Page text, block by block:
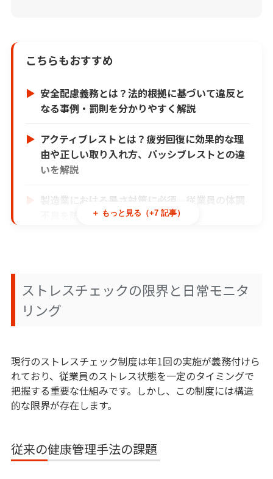
こちらもおすすめ
安全配慮義務とは？法的根拠に基づいて違反と
なる事例・罰則を分かりやすく解説
アクティブレストとは？疲労回復に効果的な理
由や正しい取り入れ方、パッシブレストとの違
いを解説
製造業における暑さ対策に必須、従業員の体調
不良を防ぐ具体策を紹介
ナレッジマイニングとは？AI活用で実現する社
内検索と業務効率化の新常識
QCD +S（安全衛生）とは？｜作業員の安全と
健康の可視化で生産管理が変わる、活用法と成
功事例を紹介
QCDSEとは？｜Safety（安全）と
Environment（作業環境）を軸とした新たな現
＋ もっと見る（+7 記事）
ストレスチェックの限界と日常モニタ
リング
現行のストレスチェック制度は年1回の実施が義務付けら
れており、従業員のストレス状態を一定のタイミングで
把握する重要な仕組みです。しかし、この制度には構造
的な限界が存在します。
従来の健康管理手法の課題